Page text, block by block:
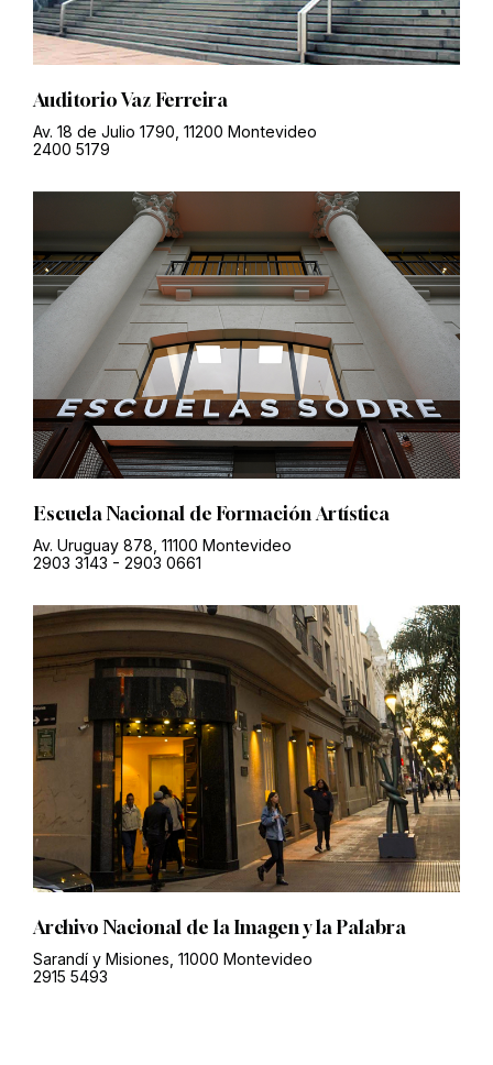
Auditorio Vaz Ferreira
Av. 18 de Julio 1790, 11200 Montevideo
2400 5179
Escuela Nacional de Formación Artística
Av. Uruguay 878, 11100 Montevideo
2903 3143 - 2903 0661
Archivo Nacional de la Imagen y la Palabra
Sarandí y Misiones, 11000 Montevideo
2915 5493